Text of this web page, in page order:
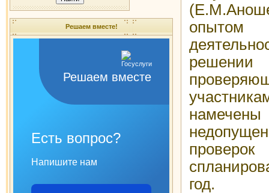
Решаем вместе!
Решаем вместе
Есть вопрос?
Напишите нам
опытом
решении
год.